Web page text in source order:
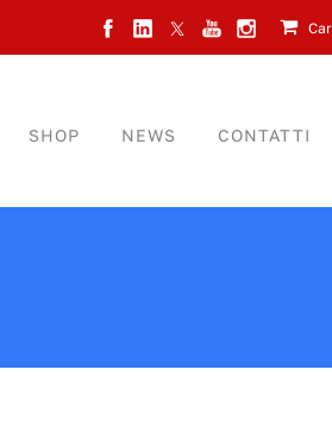
SHOP NEWS CONTATTI